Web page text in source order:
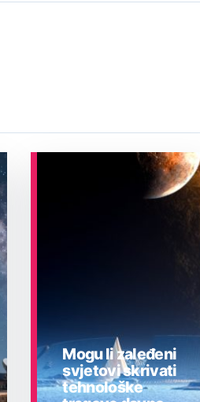
Mogu li zaleđeni
svjetovi skrivati
tehnološke